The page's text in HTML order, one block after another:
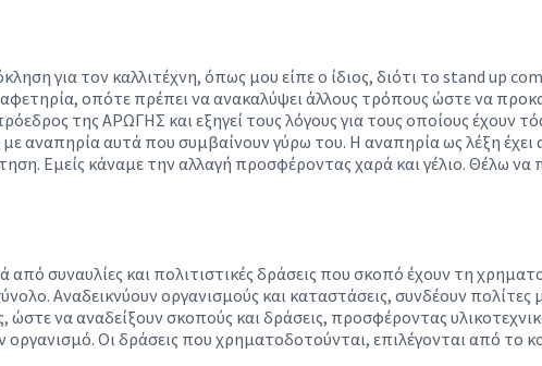
για τον καλλιτέχνη, όπως μου είπε ο ίδιος, διότι το stand up
οπότε πρέπει να ανακαλύψει άλλους τρόπους ώστε να
της ΑΡΩΓΗΣ και εξηγεί τους λόγους για τους οποίους έχουν
αναπηρία αυτά που συμβαίνουν γύρω του. Η αναπηρία ως λέξη
Εμείς κάναμε την αλλαγή προσφέροντας χαρά και γέλιο. Θέλω
συναυλίες και πολιτιστικές δράσεις που σκοπό έχουν τη
Αναδεικνύουν οργανισμούς και καταστάσεις, συνδέουν
να αναδείξουν σκοπούς και δράσεις, προσφέροντας
Οι δράσεις που χρηματοδοτούνται, επιλέγονται από το